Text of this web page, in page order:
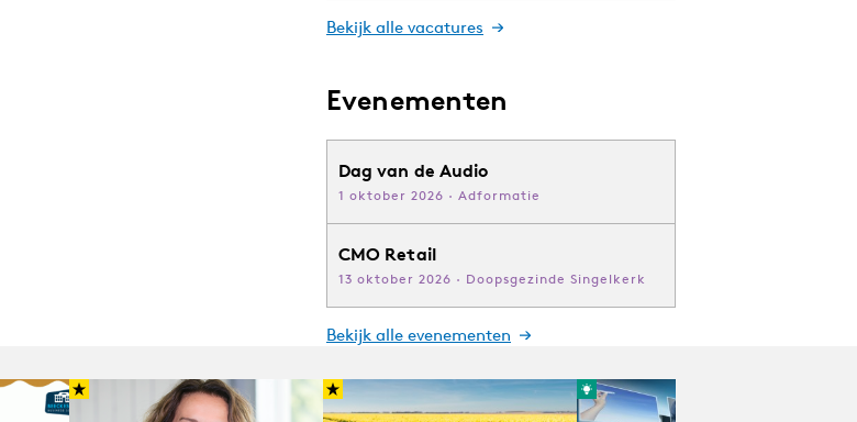
Bekijk alle vacatures
Evenementen
Dag van de Audio
1 oktober 2026 · Adformatie
CMO Retail
13 oktober 2026 · Doopsgezinde Singelkerk
Bekijk alle evenementen